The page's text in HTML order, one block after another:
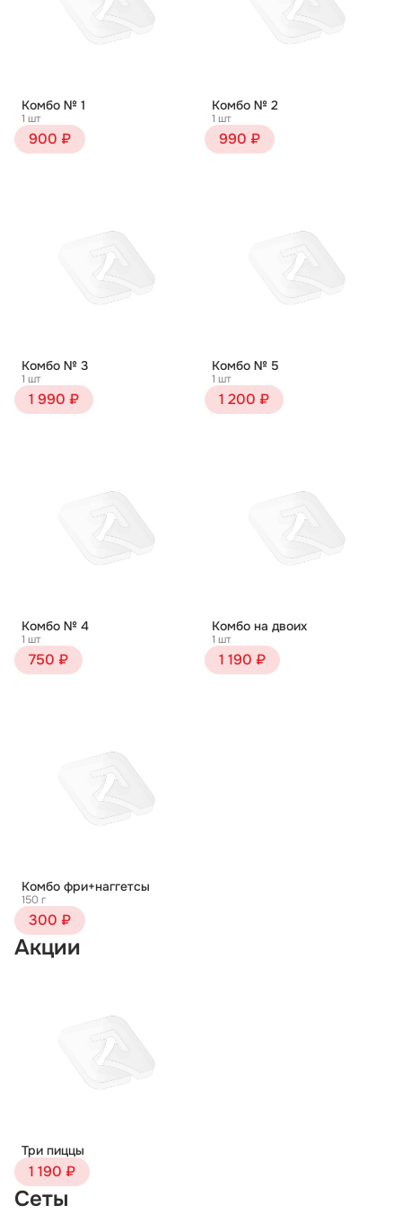
Комбо № 1
1 шт
900 ₽
Комбо № 2
1 шт
990 ₽
Комбо № 3
1 шт
1 990 ₽
Комбо № 5
1 шт
1 200 ₽
Комбо № 4
1 шт
750 ₽
Комбо на двоих
1 шт
1 190 ₽
Комбо фри+наггетсы
150 г
300 ₽
Акции
Три пиццы
1 190 ₽
Сеты